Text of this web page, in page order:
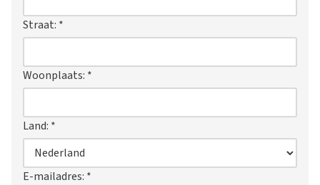
Straat: *
Woonplaats: *
Land: *
E-mailadres: *